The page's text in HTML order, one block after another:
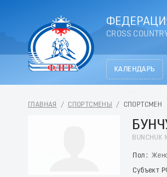
CROSS
КАЛЕНДАРЬ
ГЛАВНАЯ / СПОРТСМЕНЫ / СПОРТСМЕН
BUNCHUK
Пол
Субъект